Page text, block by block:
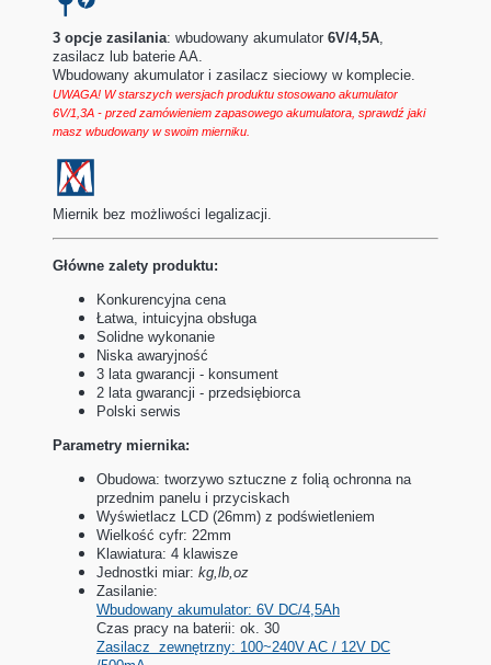
3 opcje zasilania: wbudowany akumulator 6V/4,5A,
zasilacz lub baterie AA.
Wbudowany akumulator i zasilacz sieciowy w komplecie.
UWAGA! W starszych wersjach produktu stosowano akumulator
6V/1,3A - przed zamówieniem zapasowego akumulatora, sprawdź jaki
masz wbudowany w swoim mierniku.
Miernik bez możliwości legalizacji.
Główne zalety produktu:
Konkurencyjna cena
Łatwa, intuicyjna obsługa
Solidne wykonanie
Niska awaryjność
3 lata gwarancji - konsument
2 lata gwarancji - przedsiębiorca
Polski serwis
Parametry miernika:
Obudowa: tworzywo sztuczne z folią ochronna na
przednim panelu i przyciskach
Wyświetlacz LCD (26mm) z podświetleniem
Wielkość cyfr: 22mm
Klawiatura: 4 klawisze
Jednostki miar: kg,lb,oz
Zasilanie:
Wbudowany akumulator: 6V DC/4,5Ah
Czas pracy na baterii: ok. 30
Zasilacz zewnętrzny: 100~240V AC / 12V DC